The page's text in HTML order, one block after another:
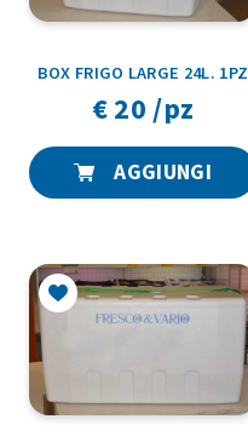
BOX FRIGO LARGE 24L. 1PZ
€ 20 /pz
AGGIUNGI